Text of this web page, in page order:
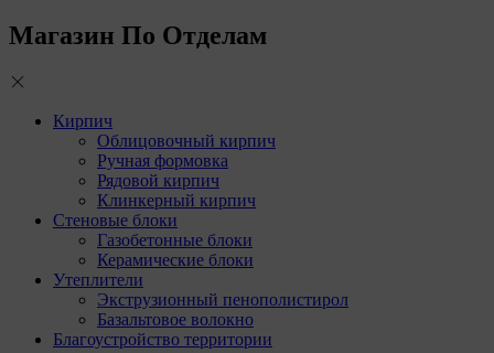
Магазин По Отделам
Кирпич
Облицовочный кирпич
Ручная формовка
Рядовой кирпич
Клинкерный кирпич
Стеновые блоки
Газобетонные блоки
Керамические блоки
Утеплители
Экструзионный пенополистирол
Базальтовое волокно
Благоустройство территории